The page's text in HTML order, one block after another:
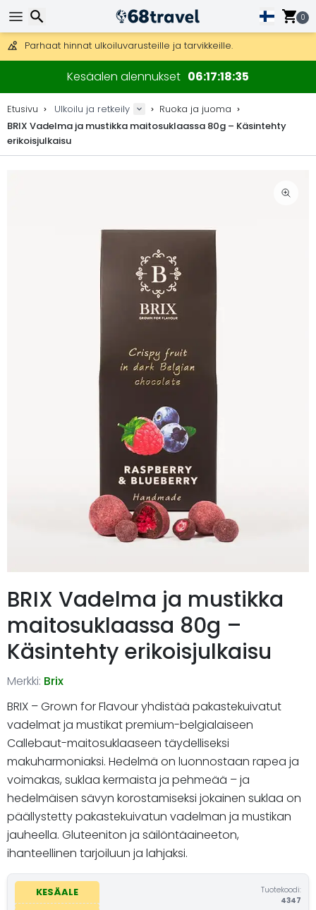
0
Mahdollisuus lähettää DHL Express -lähetyksenä (toimitus 24
30 päivää palautukseen, 90 päivää puukarttoihin ja koristeisiin.
Parhaat hinnat ulkoiluvarusteille ja tarvikkeille.
Kesäalen alennukset 06 17 18 35
Etusivu Ulkoilu ja retkeily
Ruoka ja juoma
BRIX Vadelma ja mustikka maitosuklaassa 80g – Käsintehty
erikoisjulkaisu
BRIX Vadelma ja mustikka
maitosuklaassa 80g –
Käsintehty erikoisjulkaisu
Merkki: Brix
BRIX – Grown for Flavour yhdistää pakastekuivatut
vadelmat ja mustikat premium-belgialaiseen
Callebaut-maitosuklaaseen täydelliseksi
makuharmoniaksi. Hedelmä on luonnostaan rapea ja
voimakas, suklaa kermaista ja pehmeää – ja
hedelmäisen sävyn korostamiseksi jokainen suklaa on
päällystetty pakastekuivatun vadelman ja mustikan
jauheella. Gluteeniton ja säilöntäaineeton,
ihanteellinen tarjoiluun ja lahjaksi.
KESÄALE
Tuotekoodi:
4347
Etsi